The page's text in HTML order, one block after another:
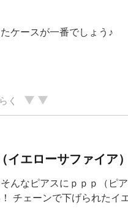
ケースが一番でしょう♪
く
エローサファイア）
んなピアスにｐｐｐ（ピ
チェーンで下げられたイ